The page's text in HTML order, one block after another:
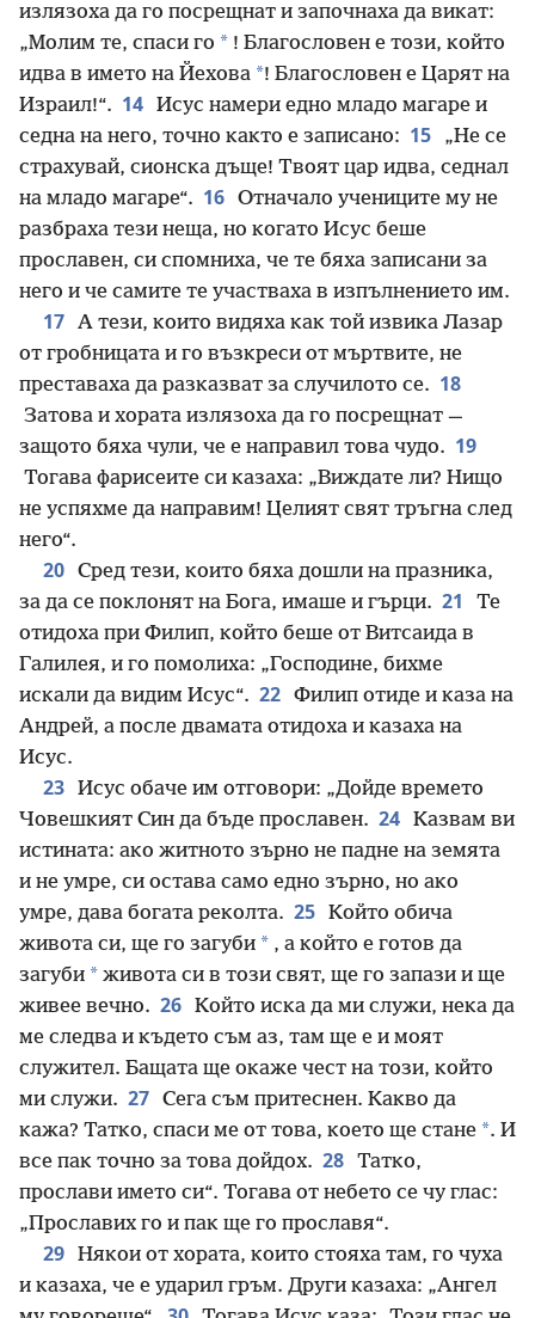
излязоха да го посрещнат и започнаха да викат:
„Молим те, спаси го * ! Благословен е този, който
идва в името на Йехова *! Благословен е Царят на
Израил!“. 14 Исус намери едно младо магаре и
седна на него, точно както е записано: 15
„Не се
страхувай, сионска дъще! Твоят цар идва, седнал
на младо магаре“. 16 Отначало учениците му не
разбраха тези неща, но когато Исус беше
прославен, си спомниха, че те бяха записани за
него и че самите те участваха в изпълнението им.
17 А тези, които видяха как той извика Лазар
от гробницата и го възкреси от мъртвите, не
преставаха да разказват за случилото се. 18
Затова и хората излязоха да го посрещнат —
защото бяха чули, че е направил това чудо. 19
Тогава фарисеите си казаха: „Виждате ли? Нищо
не успяхме да направим! Целият свят тръгна след
него“.
20 Сред тези, които бяха дошли на празника,
за да се поклонят на Бога, имаше и гърци. 21
Те
отидоха при Филип, който беше от Витсаида в
Галилея, и го помолиха: „Господине, бихме
искали да видим Исус“. 22 Филип отиде и каза на
Андрей, а после двамата отидоха и казаха на
Исус.
23 Исус обаче им отговори: „Дойде времето
Човешкият Син да бъде прославен. 24 Казвам ви
истината: ако житното зърно не падне на земята
и не умре, си остава само едно зърно, но ако
умре, дава богата реколта. 25 Който обича
живота си, ще го загуби * , а който е готов да
загуби * живота си в този свят, ще го запази и ще
живее вечно. 26 Който иска да ми служи, нека да
ме следва и където съм аз, там ще е и моят
служител. Бащата ще окаже чест на този, който
ми служи. 27 Сега съм притеснен. Какво да
кажа? Татко, спаси ме от това, което ще стане *. И
все пак точно за това дойдох. 28 Татко,
прослави името си“. Тогава от небето се чу глас:
„Прославих го и пак ще го прославя“.
29 Някои от хората, които стояха там, го чуха
и казаха, че е ударил гръм. Други казаха: „Ангел